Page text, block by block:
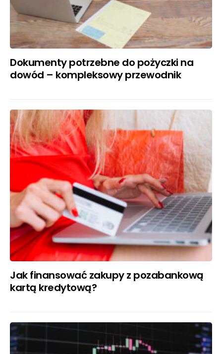
Dokumenty potrzebne do pożyczki na
dowód – kompleksowy przewodnik
Jak finansować zakupy z pozabankową
kartą kredytową?